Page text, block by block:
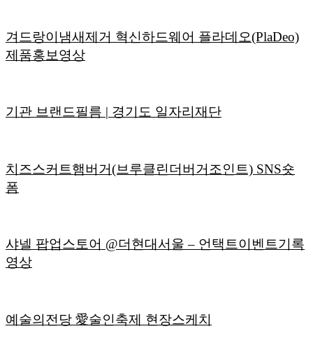
겨드랑이냄새제거 혁신하드웨어 플라데오(PlaDeo)
제품홍보영상
기관 브랜드필름 | 경기도 일자리재단
치즈스커트햄버거(브루클린더버거조인트) SNS숏
폼
샤넬 팝업스토어 @더현대서울 – 언택트이벤트기록
영상
예술의전당 愛술인축제 현장스케치